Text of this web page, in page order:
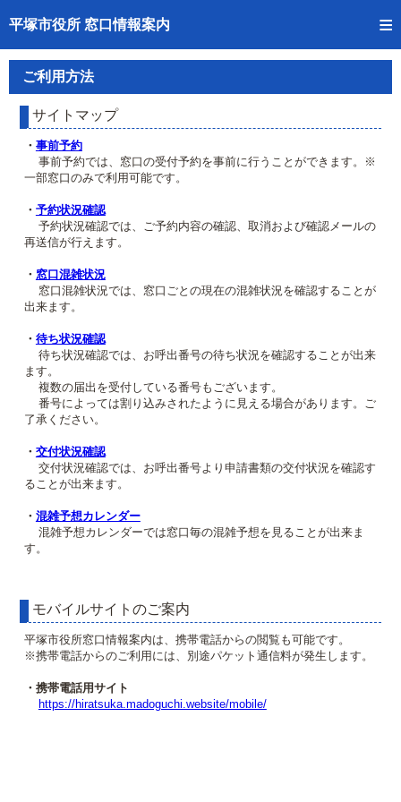
平塚市役所 窓口情報案内
トップページへ
ご利用方法
予約状況確認
窓口混雑状況
待ち状況確認
混雑予想カレンダー
ご利用方法
サイトマップ
・ 事前予約
事前予約では、窓口の受付予約を事前に行うことができます。※
一部窓口のみで利用可能です。
・ 予約状況確認
予約状況確認では、ご予約内容の確認、取消および確認メールの
再送信が行えます。
・ 窓口混雑状況
窓口混雑状況では、窓口ごとの現在の混雑状況を確認することが
出来ます。
・ 待ち状況確認
待ち状況確認では、お呼出番号の待ち状況を確認することが出来
ます。
複数の届出を受付している番号もございます。
番号によっては割り込みされたように見える場合があります。ご
了承ください。
・ 交付状況確認
交付状況確認では、お呼出番号より申請書類の交付状況を確認す
ることが出来ます。
・ 混雑予想カレンダー
混雑予想カレンダーでは窓口毎の混雑予想を見ることが出来ま
す。
モバイルサイトのご案内
平塚市役所窓口情報案内は、携帯電話からの閲覧も可能です。
※携帯電話からのご利用には、別途パケット通信料が発生します。
・携帯電話用サイト
https://hiratsuka.madoguchi.website/mobile/